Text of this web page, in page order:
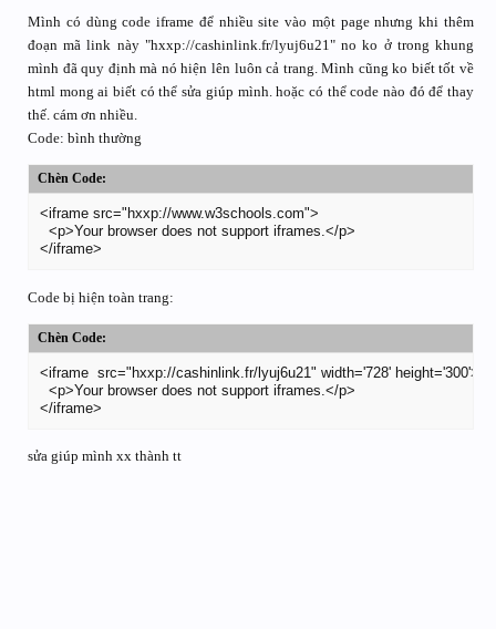
Mình có dùng code iframe để nhiều site vào một page nhưng khi thêm
đoạn mã link này "hxxp://cashinlink.fr/lyuj6u21" no ko ở trong khung
mình đã quy định mà nó hiện lên luôn cả trang. Mình cũng ko biết tốt về
html mong ai biết có thể sửa giúp mình. hoặc có thể code nào đó để thay
thế. cám ơn nhiều.
Code: bình thường
Chèn Code:
<iframe src="hxxp://www.w3schools.com">
  <p>Your browser does not support iframes.</p>
</iframe>
Code bị hiện toàn trang:
Chèn Code:
<iframe  src="hxxp://cashinlink.fr/lyuj6u21" width='728' height='300'>
  <p>Your browser does not support iframes.</p>
</iframe>
sửa giúp mình xx thành tt